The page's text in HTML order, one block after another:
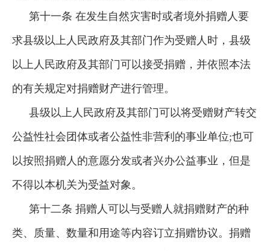
第十一条 在发生自然灾害时或者境外捐赠人要
求县级以上人民政府及其部门作为受赠人时，县级
以上人民政府及其部门可以接受捐赠，并依照本法
的有关规定对捐赠财产进行管理。
县级以上人民政府及其部门可以将受赠财产转交
公益性社会团体或者公益性非营利的事业单位;也可
以按照捐赠人的意愿分发或者兴办公益事业，但是
不得以本机关为受益对象。
第十二条 捐赠人可以与受赠人就捐赠财产的种
类、质量、数量和用途等内容订立捐赠协议。捐赠